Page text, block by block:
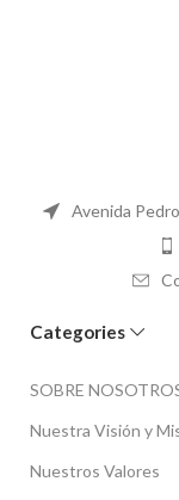
Avenida
Categories
SOBRE
Nuestra Visión y
Nuestros Valores